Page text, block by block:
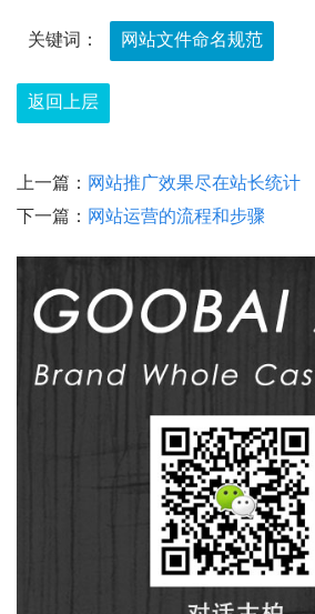
关键词： 网站文件命名规范
返回上层
上一篇： 网站推广效果尽在站长统计
下一篇： 网站运营的流程和步骤